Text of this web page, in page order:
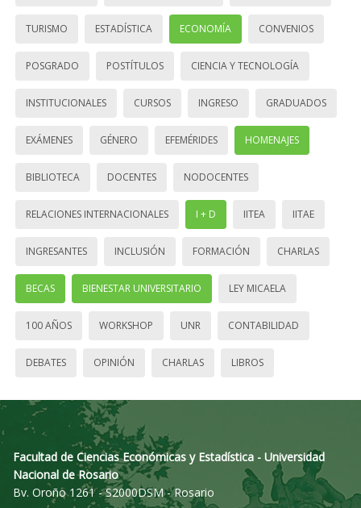
TURISMO ESTADÍSTICA ECONOMÍA CONVENIOS
POSGRADO POSTÍTULOS CIENCIA Y TECNOLOGÍA
INSTITUCIONALES CURSOS INGRESO GRADUADOS
EXÁMENES GÉNERO EFEMÉRIDES HOMENAJES
BIBLIOTECA DOCENTES NODOCENTES
RELACIONES INTERNACIONALES I + D IITEA IITAE
INGRESANTES INCLUSIÓN FORMACIÓN CHARLAS
BECAS BIENESTAR UNIVERSITARIO LEY MICAELA
100 AÑOS WORKSHOP UNR CONTABILIDAD
DEBATES OPINIÓN CHARLAS LIBROS
Facultad de Ciencias Económicas y Estadística - Universidad
Nacional de Rosario
Bv. Oroño 1261 - S2000DSM - Rosario